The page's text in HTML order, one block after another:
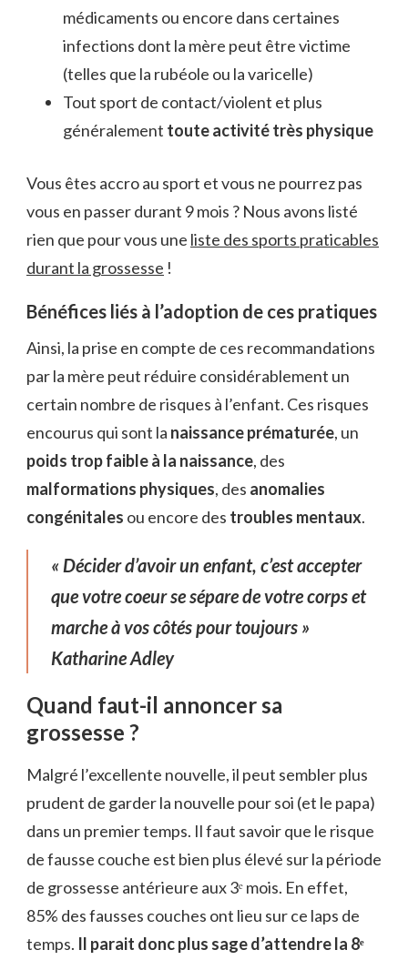
médicaments ou encore dans certaines
infections dont la mère peut être victime
(telles que la rubéole ou la varicelle)
Tout sport de contact/violent et plus
généralement toute activité très physique
Vous êtes accro au sport et vous ne pourrez pas
vous en passer durant 9 mois ? Nous avons listé
rien que pour vous une liste des sports praticables
durant la grossesse !
Bénéfices liés à l’adoption de ces pratiques
Ainsi, la prise en compte de ces recommandations
par la mère peut réduire considérablement un
certain nombre de risques à l’enfant. Ces risques
encourus qui sont la naissance prématurée, un
poids trop faible à la naissance, des
malformations physiques, des anomalies
congénitales ou encore des troubles mentaux.
« Décider d’avoir un enfant, c’est accepter
que votre coeur se sépare de votre corps et
marche à vos côtés pour toujours »
Katharine Adley
Quand faut-il annoncer sa
grossesse ?
Malgré l’excellente nouvelle, il peut sembler plus
prudent de garder la nouvelle pour soi (et le papa)
dans un premier temps. Il faut savoir que le risque
de fausse couche est bien plus élevé sur la période
de grossesse antérieure aux 3ᵉ mois. En effet,
85% des fausses couches ont lieu sur ce laps de
temps. Il parait donc plus sage d’attendre la 8ᵉ